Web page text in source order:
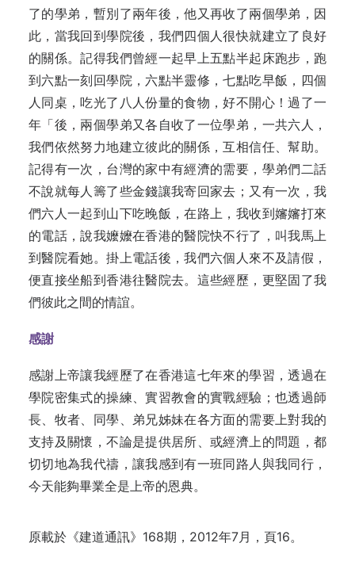
了的學弟，暫別了兩年後，他又再收了兩個學弟，因
此，當我回到學院後，我們四個人很快就建立了良好
的關係。記得我們曾經一起早上五點半起床跑步，跑
到六點一刻回學院，六點半靈修，七點吃早飯，四個
人同桌，吃光了八人份量的食物，好不開心！過了一
年「後，兩個學弟又各自收了一位學弟，一共六人，
我們依然努力地建立彼此的關係，互相信任、幫助。
記得有一次，台灣的家中有經濟的需要，學弟們二話
不說就每人籌了些金錢讓我寄回家去；又有一次，我
們六人一起到山下吃晚飯，在路上，我收到嬸嬸打來
的電話，說我嬤嬤在香港的醫院快不行了，叫我馬上
到醫院看她。掛上電話後，我們六個人來不及請假，
便直接坐船到香港往醫院去。這些經歷，更堅固了我
們彼此之間的情誼。
感謝
感謝上帝讓我經歷了在香港這七年來的學習，透過在
學院密集式的操練、實習教會的實戰經驗；也透過師
長、牧者、同學、弟兄姊妹在各方面的需要上對我的
支持及關懷，不論是提供居所、或經濟上的問題，都
切切地為我代禱，讓我感到有一班同路人與我同行，
今天能夠畢業全是上帝的恩典。
原載於 《建道通訊》168期，2012年7月，頁16。